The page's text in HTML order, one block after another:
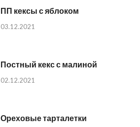
ПП кексы с яблоком
03.12.2021
Постный кекс с малиной
02.12.2021
Ореховые тарталетки